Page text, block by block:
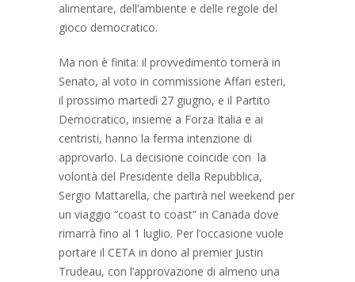
alimentare, dell’ambiente e delle regole del
gioco democratico.
Ma non è finita: il provvedimento tornerà in
Senato, al voto in commissione Affari esteri,
il prossimo martedì 27 giugno, e il Partito
Democratico, insieme a Forza Italia e ai
centristi, hanno la ferma intenzione di
approvarlo. La decisione coincide con la
volontà del Presidente della Repubblica,
Sergio Mattarella, che partirà nel weekend per
un viaggio “coast to coast” in Canada dove
rimarrà fino al 1 luglio. Per l’occasione vuole
portare il CETA in dono al premier Justin
Trudeau, con l’approvazione di almeno una